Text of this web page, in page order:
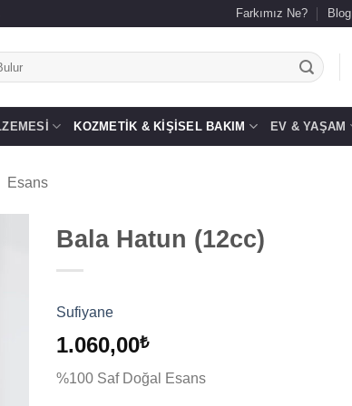
Farkımız Ne? Blog
KOZMETIK & KIŞISEL BAKIM EV & YAŞAM
Esans
Bala Hatun (12cc)
Sufiyane
1.060,00₺
%100 Saf Doğal Esans